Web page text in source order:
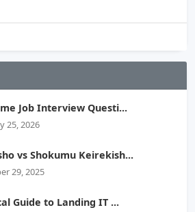
Job Interview Questi...
25, 2026
vs Shokumu Keirekish...
29, 2025
Guide to Landing IT ...